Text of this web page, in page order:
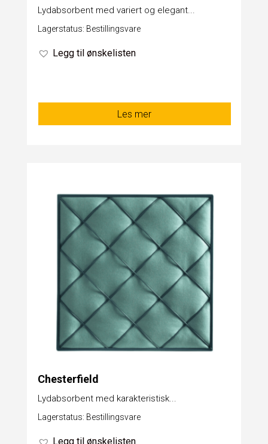
Lydabsorbent med variert og elegant...
Lagerstatus: Bestillingsvare
Legg til ønskelisten
Les mer
Chesterfield
Lydabsorbent med karakteristisk...
Lagerstatus: Bestillingsvare
Legg til ønskelisten